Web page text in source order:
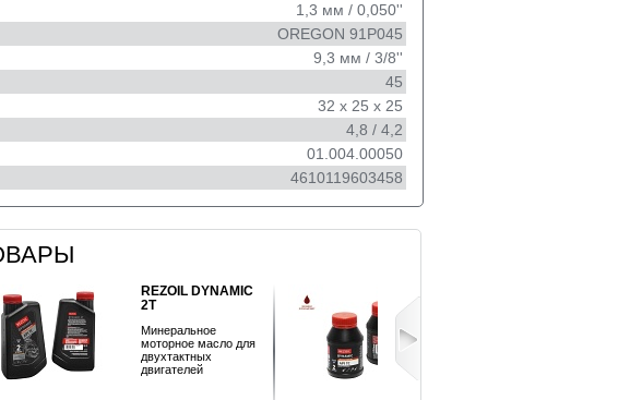
1,3 мм / 0,050''
OREGON 91P045
9,3 мм / 3/8''
45
32 х 25 х 25
4,8 / 4,2
01.004.00050
4610119603458
для
REZOIL DYNAMIC
моторное масло для